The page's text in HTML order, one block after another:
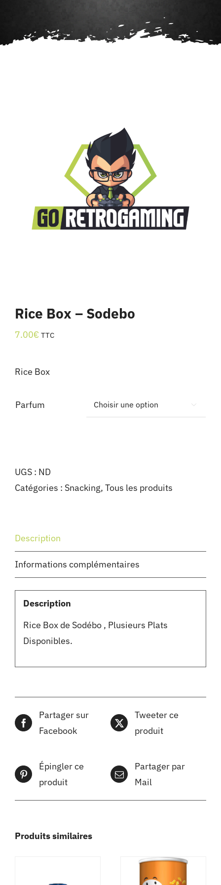
Contact
Rice Box – Sodebo
7.00€ TTC
Rice Box
Parfum 
UGS : ND
Catégories : Snacking, Tous les produits
Description
Informations complémentaires
Description
Rice Box de Sodébo , Plusieurs Plats
Disponibles.
Partager sur
Facebook
Tweeter ce
produit
Épingler ce
produit
Partager par
Mail
Produits similaires